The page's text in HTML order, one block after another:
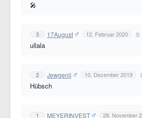
🎤
3 17August 12. Februar 2020
ullala
2 Jewgenij 10. Dezember 2019
Hübsch
1 MEYERINVEST 28. November